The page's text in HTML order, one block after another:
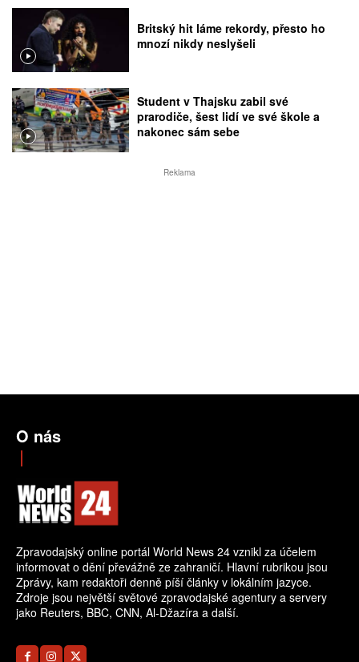
Britský hit láme rekordy, přesto ho
mnozí nikdy neslyšeli
Student v Thajsku zabil své
prarodiče, šest lidí ve své škole a
nakonec sám sebe
Reklama
O nás
Zpravodajský online portál World News 24 vznikl za účelem
informovat o dění převážně ze zahraničí. Hlavní rubrikou jsou
Zprávy, kam redaktoři denně píší články v lokálním jazyce.
Zdroje jsou největší světové zpravodajské agentury a servery
jako Reuters, BBC, CNN, Al-Džazíra a další.